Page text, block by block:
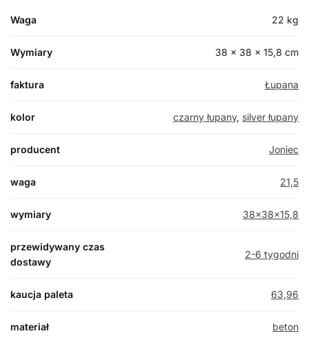
Waga 22 kg
Wymiary 38 × 38 × 15,8 cm
faktura Łupana
kolor czarny łupany, silver łupany
producent Joniec
waga 21,5
wymiary 38x38x15,8
przewidywany czas
dostawy
2-6 tygodni
kaucja paleta 63,96
materiał beton